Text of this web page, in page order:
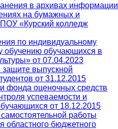
в архивах информации
на бумажных и
«Курский колледж
по индивидуальному
обучению обучающихся в
от 07.04.2023
выпускной
от 31.12.2015
фонда оценочных средств
успеваемости и
от 18.12.2015
работы
областного бюджетного